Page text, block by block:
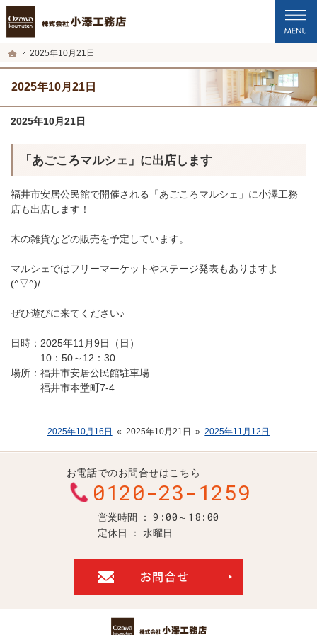
ホーム
2025年10月21日
2025年10月21日
プロの目線からご提案。福井市・鯖江市・坂井市の注文住宅・新築戸建てを手が
福井市・鯖江市・坂井市の新築・注文住宅・新築戸建てを手がける工務店なら小澤
2025年10月21日
「あごころマルシェ」に出店します
福井市安居公民館で開催される「あごころマルシェ」に小澤工務
店も出店します！
木の雑貨などの販売を予定しています。
マルシェではフリーマーケットやステージ発表もありますよ
(^▽^)/
ぜひ遊びに来てください♪
日時：2025年11月9日（日）
10：50～12：30
場所：福井市安居公民館駐車場
福井市本堂町7-4
2025年10月16日 « 2025年10月21日 » 2025年11月12日
お電話でのお問合せはこちら
0120-23-1259
営業時間 9:00～18:00
定休日 水曜日